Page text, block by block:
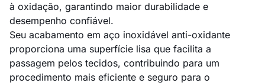
à oxidação, garantindo maior durabilidade e
desempenho confiável.
Seu acabamento em aço inoxidável anti-oxidante
proporciona uma superfície lisa que facilita a
passagem pelos tecidos, contribuindo para um
procedimento mais eficiente e seguro para o